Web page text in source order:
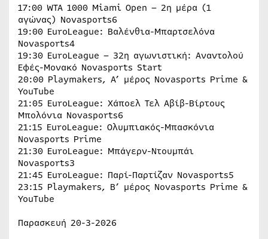
17:00 WTA 1000 Miami Open – 2η μέρα (1
αγώνας) Novasports6
19:00 EuroLeague: Βαλένθια-Μπαρτσελόνα
Novasports4
19:30 EuroLeague – 32η αγωνιστική: Αναντολού
Εφές-Μονακό Novasports Start
20:00 Playmakers, Α’ μέρος Novasports Prime &
YouTube
21:05 EuroLeague: Χάποελ Τελ Αβίβ-Βίρτους
Μπολόνια Novasports6
21:15 EuroLeague: Ολυμπιακός-Μπασκόνια
Novasports Prime
21:30 EuroLeague: Μπάγερν-Ντουμπάι
Novasports3
21:45 EuroLeague: Παρί-Παρτίζαν Novasports5
23:15 Playmakers, Β’ μέρος Novasports Prime &
YouTube
Παρασκευή 20-3-2026